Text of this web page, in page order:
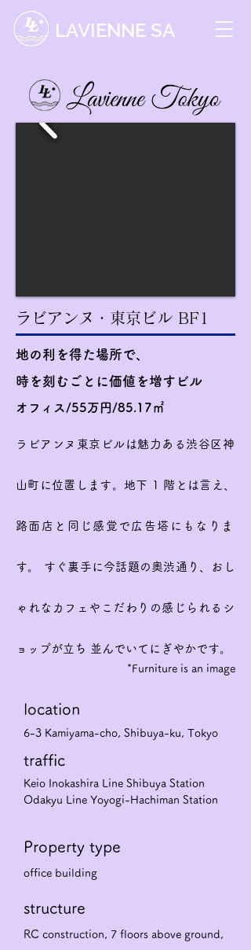
LAVIENNE SA
ラビアンヌ・東京ビル BF1
地の利を得た場所で、
時を刻むごとに価値を増すビル
オフィス/55万円/85.17㎡
ラビアンヌ東京ビルは魅力ある渋谷区神
山町に位置します。地下 1 階とは言え、
路面店と同じ感覚で広告塔にもなりま
す。 すぐ裏手に今話題の奧渋通り、おし
ゃれなカフェやこだわりの感じられるシ
ョップが立ち 並んでいてにぎやかです。
*Furniture is an image
​location
6-3 Kamiyama-cho, Shibuya-ku, Tokyo
traffic
Keio Inokashira Line Shibuya Station
​Odakyu Line Yoyogi-Hachiman Station
Property type
office building
structure
RC construction, 7 floors above ground,